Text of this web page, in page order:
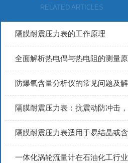
RELATED ARTICLES
隔膜耐震压力表的工作原理